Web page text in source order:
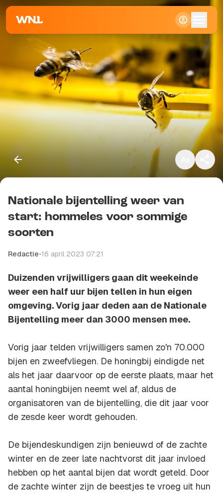
Klein
Standaard
Groot
Kopieer link
Nationale bijentelling weer van
start: hommeles voor sommige
soorten
Redactie•16 april 2023 07:21
Duizenden vrijwilligers gaan dit weekeinde
weer een half uur bijen tellen in hun eigen
omgeving. Vorig jaar deden aan de Nationale
Bijentelling meer dan 3000 mensen mee.
Vorig jaar telden vrijwilligers samen zo'n 70.000
bijen en zweefvliegen. De honingbij eindigde net
als het jaar daarvoor op de eerste plaats, maar het
aantal honingbijen neemt wel af, aldus de
organisatoren van de bijentelling, die dit jaar voor
de zesde keer wordt gehouden.
De bijendeskundigen zijn benieuwd of de zachte
winter en de zeer late nachtvorst dit jaar invloed
hebben op het aantal bijen dat wordt geteld. Door
de zachte winter zijn de beestjes te vroeg uit hun